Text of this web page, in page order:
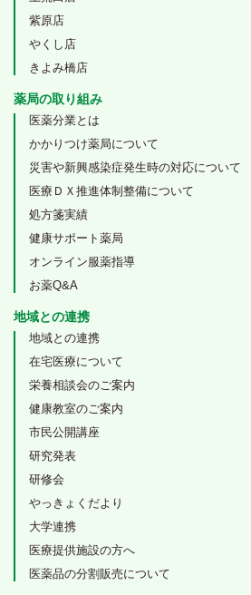
紫原店
やくし店
きよみ橋店
薬局の取り組み
医薬分業とは
かかりつけ薬局について
災害や新興感染症発生時の対応について
医療ＤＸ推進体制整備について
処方箋実績
健康サポート薬局
オンライン服薬指導
お薬Q&A
地域との連携
地域との連携
在宅医療について
栄養相談会のご案内
健康教室のご案内
市民公開講座
研究発表
研修会
やっきょくだより
大学連携
医療提供施設の方へ
医薬品の分割販売について